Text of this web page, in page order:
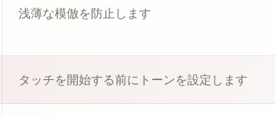
浅薄な模倣を防止します
タッチを開始する前にトーンを設定します